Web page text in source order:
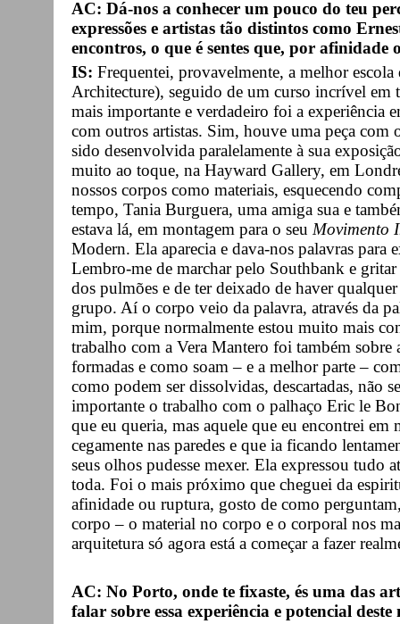
AC: Dá-nos a conhecer um pouco do teu
expressões e artistas tão distintos como
encontros, o que é sentes que, por
IS: Frequentei, provavelmente, a melhor
Architecture), seguido de um curso incrível em
mais importante e verdadeiro foi a experiência
com outros artistas. Sim, houve uma peça com
sido desenvolvida paralelamente à sua
muito ao toque, na Hayward Gallery, em
nossos corpos como materiais, esquecendo
tempo, Tania Burguera, uma amiga sua e
estava lá, em montagem para o seu Movimento
Modern. Ela aparecia e dava-nos palavras
Lembro-me de marchar pelo Southbank e
dos pulmões e de ter deixado de haver
grupo. Aí o corpo veio da palavra, através da
mim, porque normalmente estou muito mais
trabalho com a Vera Mantero foi também
formadas e como soam– e a melhor parte–
como podem ser dissolvidas, descartadas, não
importante o trabalho com o palhaço Eric le
que eu queria, mas aquele que eu encontrei
cegamente nas paredes e que ia ficando
seus olhos pudesse mexer. Ela expressou tudo
toda. Foi o mais próximo que cheguei da
afinidade ou ruptura, gosto de como
corpo – o material no corpo e o corporal nos
arquitetura só agora está a começar a fazer
AC: No Porto, onde te fixaste, és uma das
falar sobre essa experiência e potencial deste